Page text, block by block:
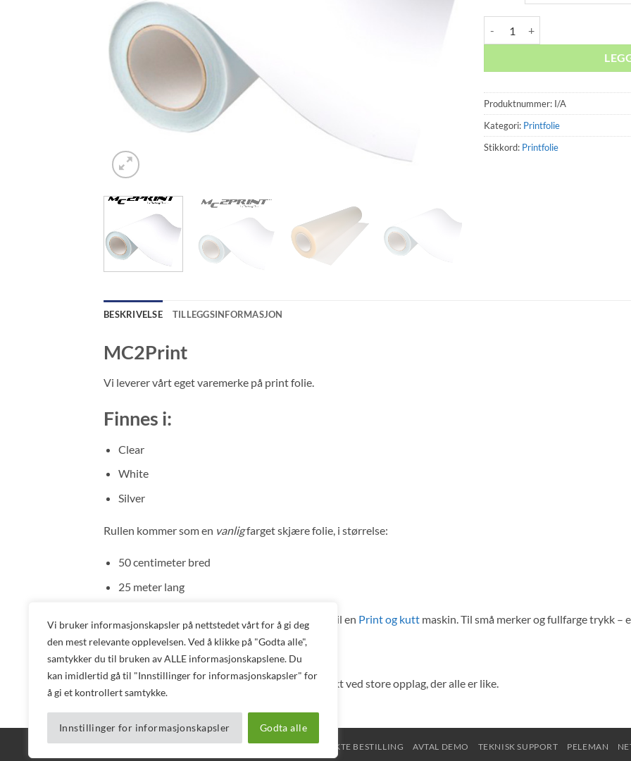
Vi bruker informasjonskapsler på nettstedet vårt for å gi deg
den mest relevante opplevelsen. Ved å klikke på "Godta alle",
samtykker du til bruken av ALLE informasjonskapslene. Du
kan imidlertid gå til "Innstillinger for informasjonskapsler" for
å gi et kontrollert samtykke.
Innstillinger for informasjonskapsler Godta alle
Produktnummer: I/A
Kategori: Printfolie
Stikkord: Printfolie
BESKRIVELSE TILLEGGSINFORMASJON
MC2Print
Vi leverer vårt eget varemerke på print folie.
Finnes i:
Clear
White
Silver
Rullen kommer som en vanligfarget skjære folie, i størrelse:
50 centimeter bred
25 meter lang
Print folien er behagelig å jobbe med og perfekt til en Print og kutt maskin. Til små merker og fullfarge trykk –
Fargede tekstiler
På alle fargede tekstiler vil resultatet være perfekt ved store opplag, der alle er like.
BLOGG DIREKTE BESTILLING AVTAL DEMO TEKNISK SUPPORT PELEMAN